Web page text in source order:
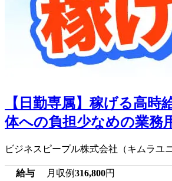
【日勤専属】稼げる高時
体への負担少なめの業務
ビジネスピープル株式会社（キムラユ
給与 月収例316,800円